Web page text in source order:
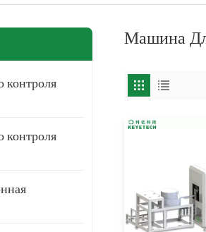
Машина
контроля
контроля